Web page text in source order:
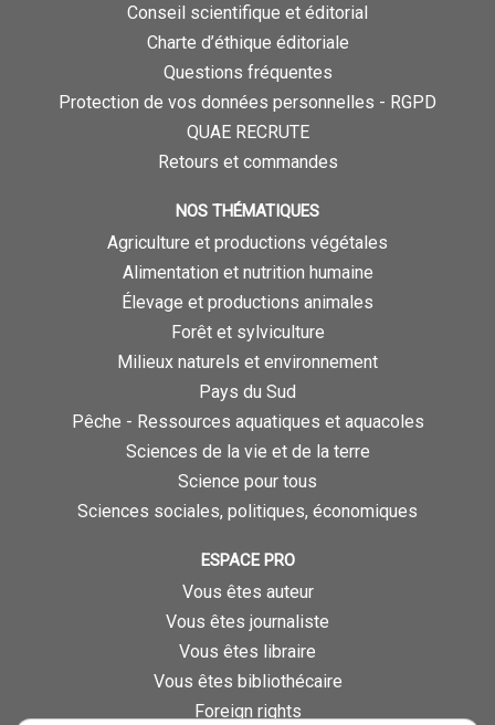
Conseil scientifique et éditorial
Charte d’éthique éditoriale
Questions fréquentes
Protection de vos données personnelles - RGPD
QUAE RECRUTE
Retours et commandes
NOS THÉMATIQUES
Agriculture et productions végétales
Alimentation et nutrition humaine
Élevage et productions animales
Forêt et sylviculture
Milieux naturels et environnement
Pays du Sud
Pêche - Ressources aquatiques et aquacoles
Sciences de la vie et de la terre
Science pour tous
Sciences sociales, politiques, économiques
ESPACE PRO
Vous êtes auteur
Vous êtes journaliste
Vous êtes libraire
Vous êtes bibliothécaire
Foreign rights